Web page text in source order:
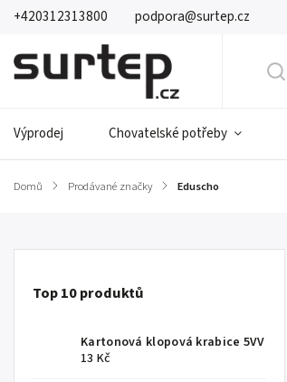
+420312313800 podpora@surtep.cz
Výprodej Chovatelské potřeby
Domů / Prodávané značky / Eduscho
Top 10 produktů
Kartonová klopová krabice 5VV
13 Kč